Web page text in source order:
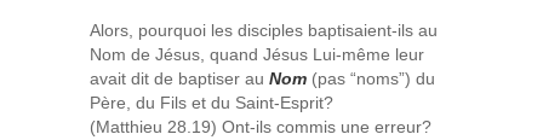
Alors, pourquoi les disciples baptisaient-ils au
Nom de Jésus, quand Jésus Lui-même leur
avait dit de baptiser au Nom (pas “noms”) du
Père, du Fils et du Saint-Esprit?
(Matthieu 28.19) Ont-ils commis une erreur?